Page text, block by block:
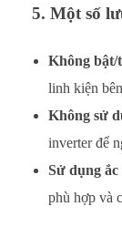
5. Một số
Không bật/
linh kiện
Không sử
inverter để
Sử dụng
phù hợp và